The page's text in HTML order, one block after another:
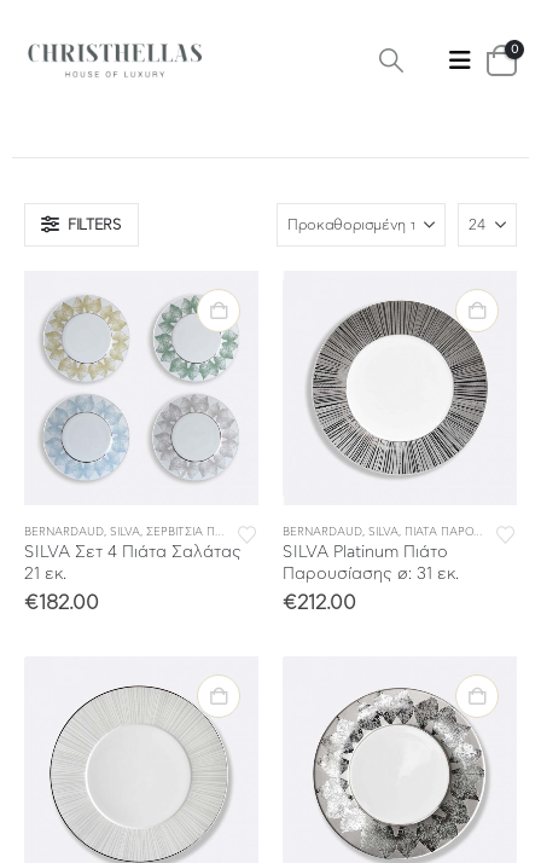
0
FILTERS
BERNARDAUD, SILVA, ΣΕΡΒΙΤΣΙΑ ΠΟΡΣΕΛΑΝΗΣ ,ΣΕΡΒΙΤΣΙΑ ΦΑΓΗΤΟΥ
SILVA Σετ 4 Πιάτα Σαλάτας
21 εκ.
€182.00
BERNARDAUD, SILVA, ΠΙΑΤΑ ΠΑΡΟΥΣΙΑΣΗΣ
SILVA Platinum Πιάτο
Παρουσίασης ø: 31 εκ.
€212.00